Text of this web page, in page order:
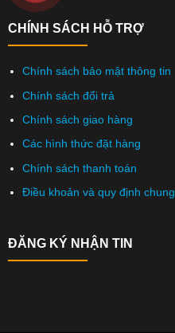
CHÍNH SÁCH HỖ TRỢ
Chính sách bảo mật thông tin
Chính sách đổi trả
Chính sách giao hàng
Các hình thức đặt hàng
Chính sách thanh toán
Điều khoản và quy định chung
ĐĂNG KÝ NHẬN TIN